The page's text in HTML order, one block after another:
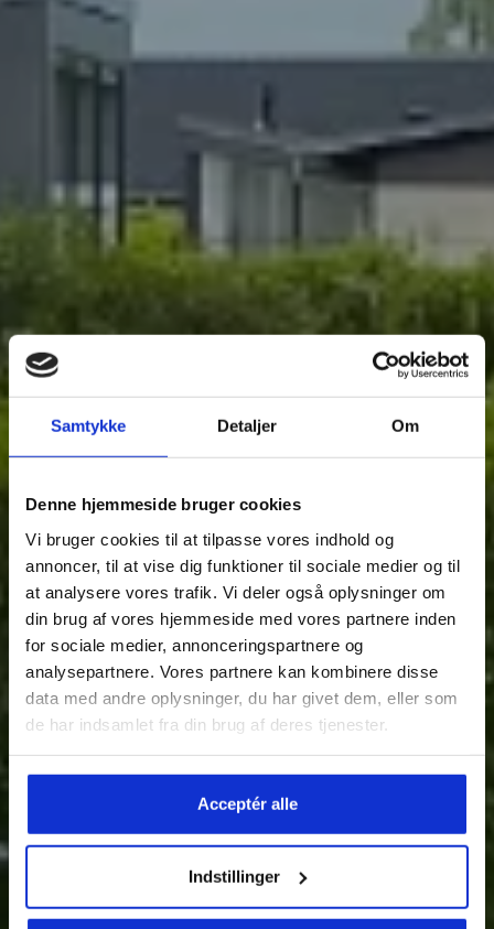
Samtykke Detaljer Om
Denne hjemmeside bruger cookies
Vi bruger cookies til at tilpasse vores indhold og
annoncer, til at vise dig funktioner til sociale medier og til
at analysere vores trafik. Vi deler også oplysninger om
din brug af vores hjemmeside med vores partnere inden
for sociale medier, annonceringspartnere og
analysepartnere. Vores partnere kan kombinere disse
data med andre oplysninger, du har givet dem, eller som
de har indsamlet fra din brug af deres tjenester.
Acceptér alle
Indstillinger
GENNEMSNITLIG ÅRLIG UDLODNING PÅ MERE END 9%
K/S BOLIG HOLSTEBRO
VEJLE